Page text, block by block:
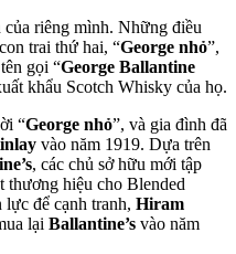
của riêng mình. Những điều
trai thứ hai, “George nhỏ”,
gọi “George Ballantine
khẩu Scotch Whisky của họ.
“George nhỏ”, và gia đình đã
vào năm 1919. Dựa trên
, các chủ sở hữu mới tập
thương hiệu cho Blended
để cạnh tranh, Hiram
lại Ballantine’s vào năm